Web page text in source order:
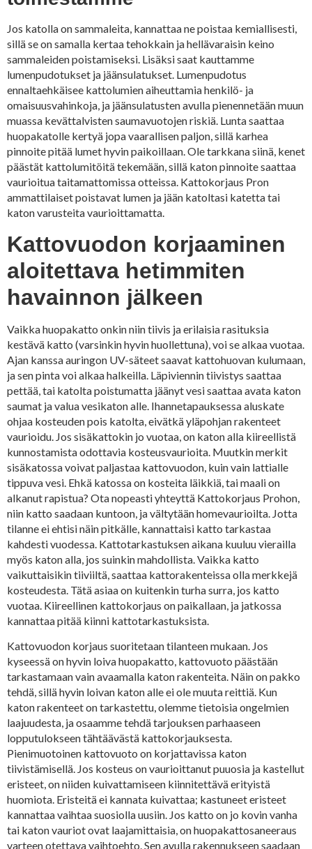
Jos katolla on sammaleita, kannattaa ne poistaa kemiallisesti,
sillä se on samalla kertaa tehokkain ja hellävaraisin keino
sammaleiden poistamiseksi. Lisäksi saat kauttamme
lumenpudotukset ja jäänsulatukset. Lumenpudotus
ennaltaehkäisee kattolumien aiheuttamia henkilö- ja
omaisuusvahinkoja, ja jäänsulatusten avulla pienennetään muun
muassa kevättalvisten saumavuotojen riskiä. Lunta saattaa
huopakatolle kertyä jopa vaarallisen paljon, sillä karhea
pinnoite pitää lumet hyvin paikoillaan. Ole tarkkana siinä, kenet
päästät kattolumitöitä tekemään, sillä katon pinnoite saattaa
vaurioitua taitamattomissa otteissa. Kattokorjaus Pron
ammattilaiset poistavat lumen ja jään katoltasi katetta tai
katon varusteita vaurioittamatta.
Kattovuodon korjaaminen
aloitettava hetimmiten
havainnon jälkeen
Vaikka huopakatto onkin niin tiivis ja erilaisia rasituksia
kestävä katto (varsinkin hyvin huollettuna), voi se alkaa vuotaa.
Ajan kanssa auringon UV-säteet saavat kattohuovan kulumaan,
ja sen pinta voi alkaa halkeilla. Läpiviennin tiivistys saattaa
pettää, tai katolta poistumatta jäänyt vesi saattaa avata katon
saumat ja valua vesikaton alle. Ihannetapauksessa aluskate
ohjaa kosteuden pois katolta, eivätkä yläpohjan rakenteet
vaurioidu. Jos sisäkattokin jo vuotaa, on katon alla kiireellistä
kunnostamista odottavia kosteusvaurioita. Muutkin merkit
sisäkatossa voivat paljastaa kattovuodon, kuin vain lattialle
tippuva vesi. Ehkä katossa on kosteita läikkiä, tai maali on
alkanut rapistua? Ota nopeasti yhteyttä Kattokorjaus Prohon,
niin katto saadaan kuntoon, ja vältytään homevaurioilta. Jotta
tilanne ei ehtisi näin pitkälle, kannattaisi katto tarkastaa
kahdesti vuodessa. Kattotarkastuksen aikana kuuluu vierailla
myös katon alla, jos suinkin mahdollista. Vaikka katto
vaikuttaisikin tiiviiltä, saattaa kattorakenteissa olla merkkejä
kosteudesta. Tätä asiaa on kuitenkin turha surra, jos katto
vuotaa. Kiireellinen kattokorjaus on paikallaan, ja jatkossa
kannattaa pitää kiinni kattotarkastuksista.
Kattovuodon korjaus suoritetaan tilanteen mukaan. Jos
kyseessä on hyvin loiva huopakatto, kattovuoto päästään
tarkastamaan vain avaamalla katon rakenteita. Näin on pakko
tehdä, sillä hyvin loivan katon alle ei ole muuta reittiä. Kun
katon rakenteet on tarkastettu, olemme tietoisia ongelmien
laajuudesta, ja osaamme tehdä tarjouksen parhaaseen
lopputulokseen tähtäävästä kattokorjauksesta.
Pienimuotoinen kattovuoto on korjattavissa katon
tiivistämisellä. Jos kosteus on vaurioittanut puuosia ja kastellut
eristeet, on niiden kuivattamiseen kiinnitettävä erityistä
huomiota. Eristeitä ei kannata kuivattaa; kastuneet eristeet
kannattaa vaihtaa suosiolla uusiin. Jos katto on jo kovin vanha
tai katon vauriot ovat laajamittaisia, on huopakattosaneeraus
varteen otettava vaihtoehto. Sen avulla rakennukseen saadaan